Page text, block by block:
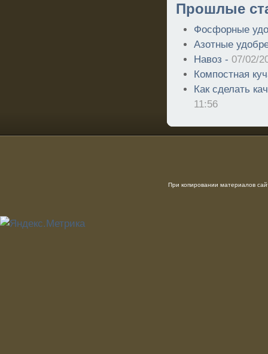
Прошлые
Фосфорные
Азотные
Навоз -07/02/
Компостная
Как сделать
11:56
При копировании материалов